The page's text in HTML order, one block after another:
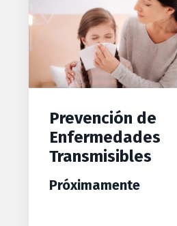
Prevención de
Enfermedades
Transmisibles
Próximamente